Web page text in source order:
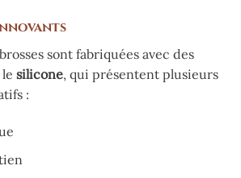
sont fabriquées avec des
silicone, qui présentent plusieurs
: